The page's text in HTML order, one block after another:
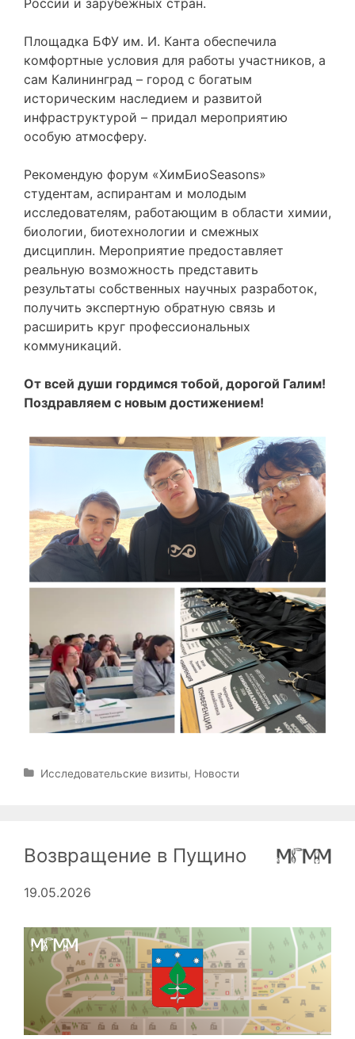
Площадка БФУ им. И. Канта обеспечила
комфортные условия для работы участников, а
сам Калининград – город с богатым
историческим наследием и развитой
инфраструктурой – придал мероприятию
особую атмосферу.
Рекомендую форум «ХимБиоSeasons»
студентам, аспирантам и молодым
исследователям, работающим в области химии,
биологии, биотехнологии и смежных
дисциплин. Мероприятие предоставляет
реальную возможность представить
результаты собственных научных разработок,
получить экспертную обратную связь и
расширить круг профессиональных
коммуникаций.
От всей души гордимся тобой, дорогой Галим!
Поздравляем с новым достижением!
Р
к
Исследовательские визиты, Новости
Возвращение в Пущино
19.05.2026